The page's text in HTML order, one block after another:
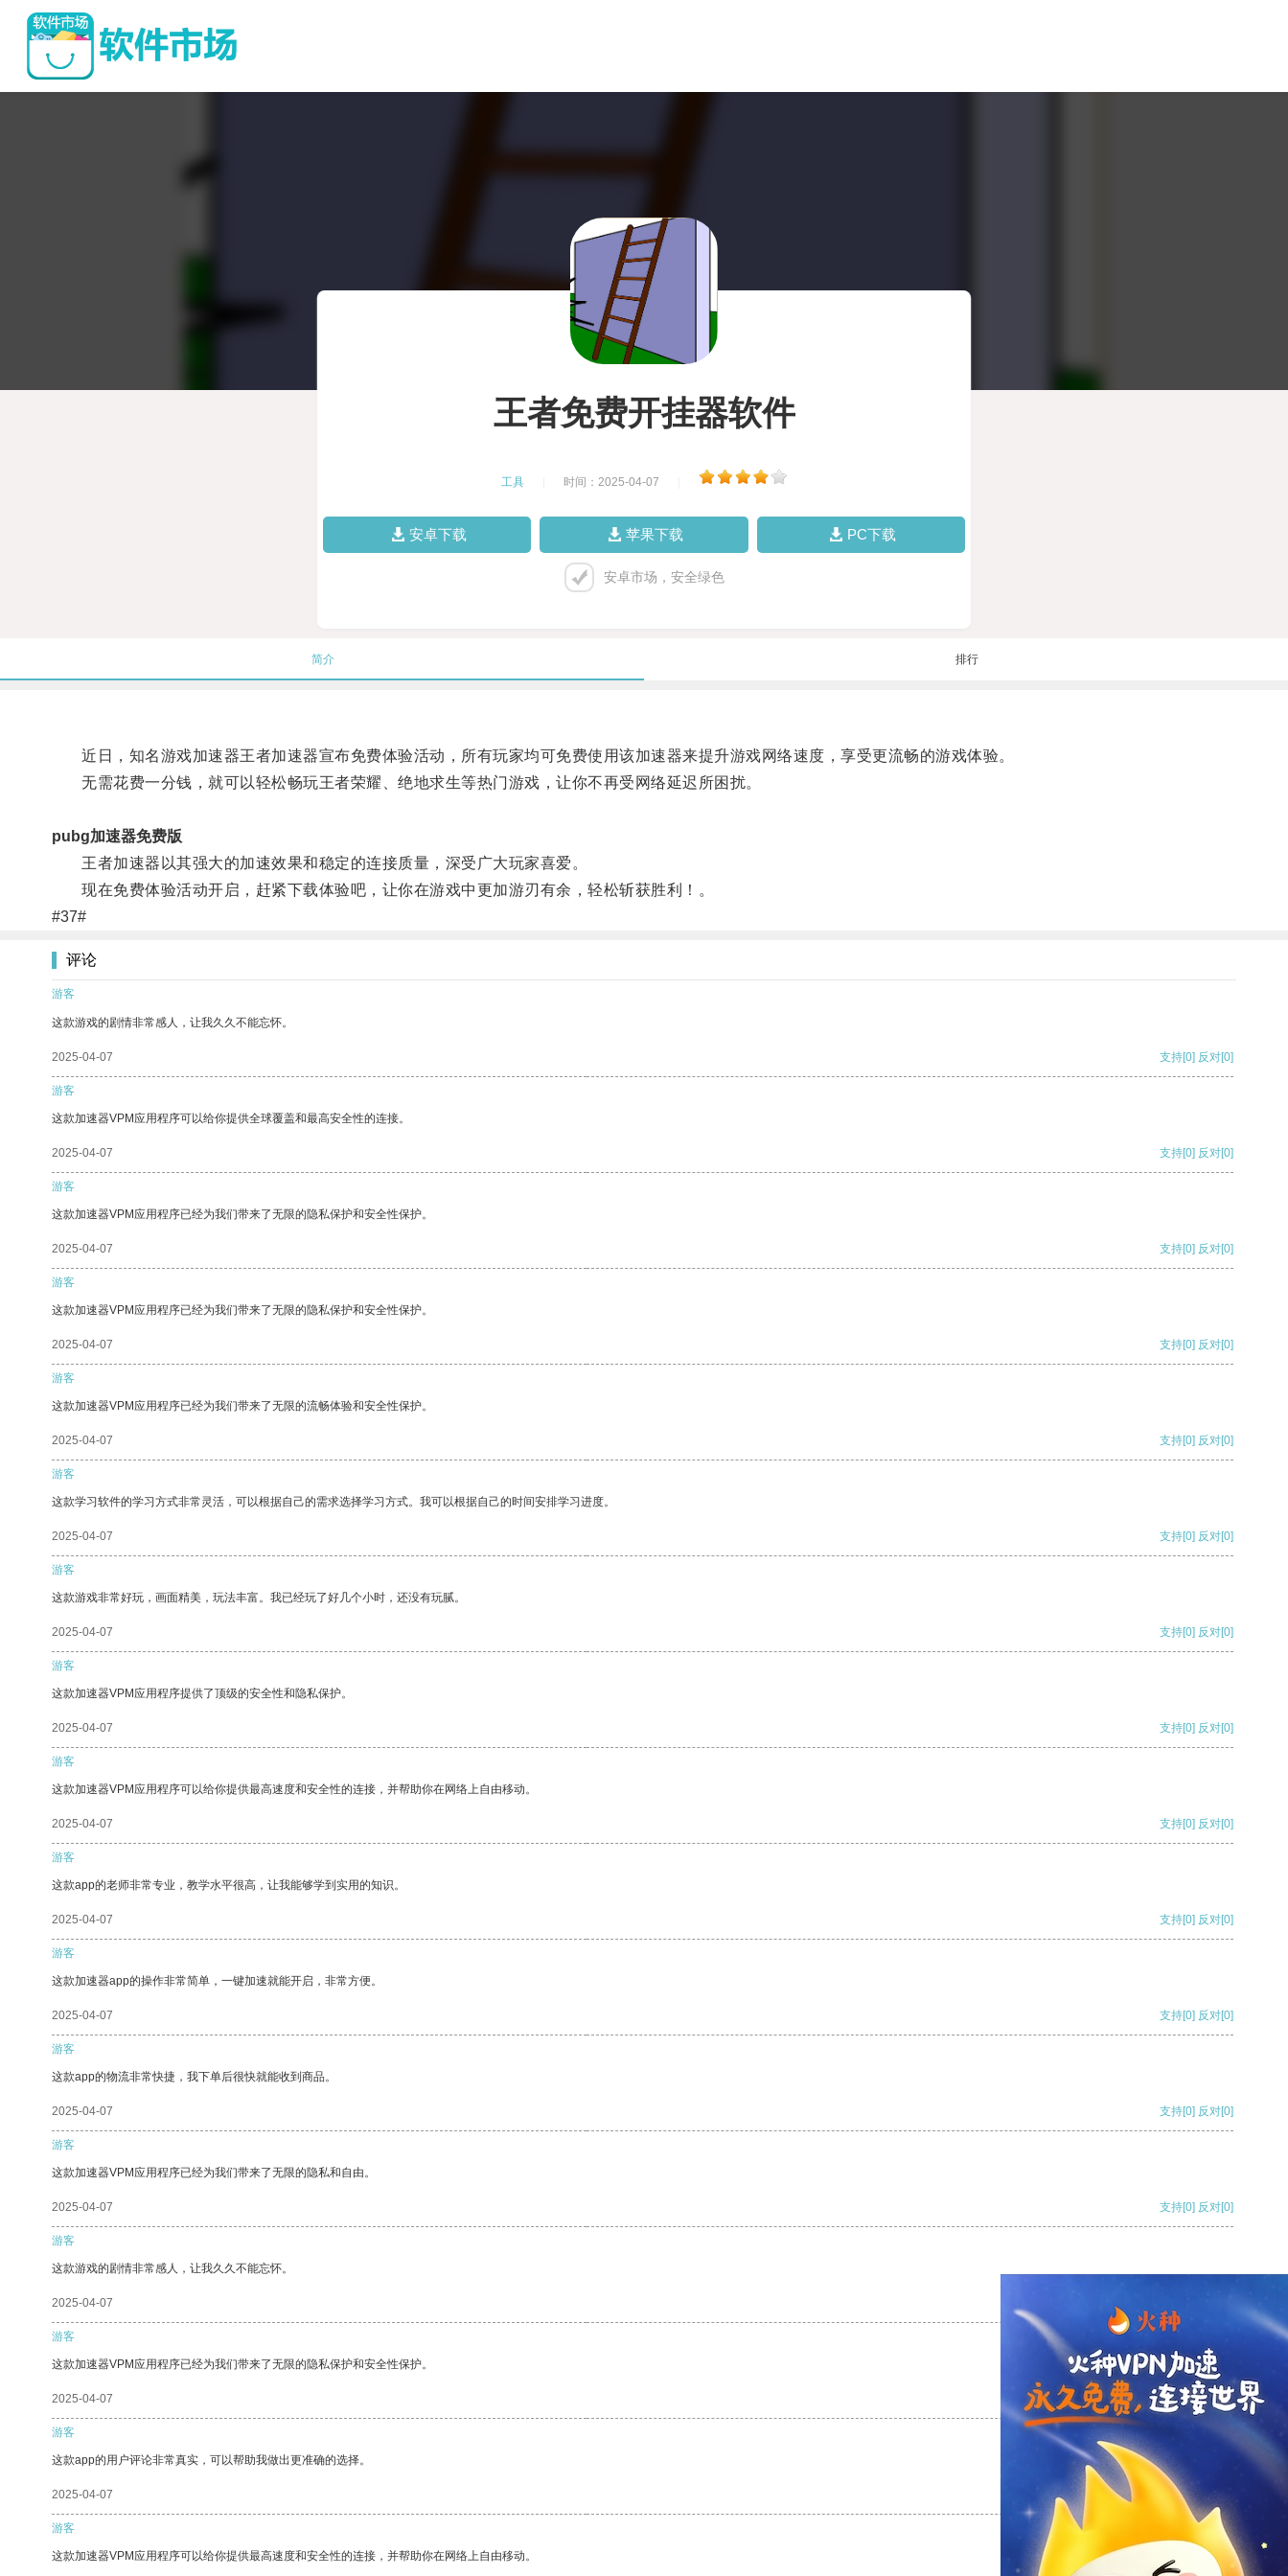
王者免费开挂器软件
工具 时间：2025-04-07
安卓下载 苹果下载 PC下载
安卓市场，安全绿色
简介 排行
近日，知名游戏加速器王者加速器宣布免费体验活动，所有玩家均可免费使用该加速器来提升游戏网络速度，享受更流畅的游戏体验。
无需花费一分钱，就可以轻松畅玩王者荣耀、绝地求生等热门游戏，让你不再受网络延迟所困扰。
pubg加速器免费版
王者加速器以其强大的加速效果和稳定的连接质量，深受广大玩家喜爱。
现在免费体验活动开启，赶紧下载体验吧，让你在游戏中更加游刃有余，轻松斩获胜利！。
#37#
评论
游客
这款游戏的剧情非常感人，让我久久不能忘怀。
2025-04-07 支持[0] 反对[0]
游客
这款加速器VPM应用程序可以给你提供全球覆盖和最高安全性的连接。
2025-04-07 支持[0] 反对[0]
游客
这款加速器VPM应用程序已经为我们带来了无限的隐私保护和安全性保护。
2025-04-07 支持[0] 反对[0]
游客
这款加速器VPM应用程序已经为我们带来了无限的隐私保护和安全性保护。
2025-04-07 支持[0] 反对[0]
游客
这款加速器VPM应用程序已经为我们带来了无限的流畅体验和安全性保护。
2025-04-07 支持[0] 反对[0]
游客
这款学习软件的学习方式非常灵活，可以根据自己的需求选择学习方式。我可以根据自己的时间安排学习进度。
2025-04-07 支持[0] 反对[0]
游客
这款游戏非常好玩，画面精美，玩法丰富。我已经玩了好几个小时，还没有玩腻。
2025-04-07 支持[0] 反对[0]
游客
这款加速器VPM应用程序提供了顶级的安全性和隐私保护。
2025-04-07 支持[0] 反对[0]
游客
这款加速器VPM应用程序可以给你提供最高速度和安全性的连接，并帮助你在网络上自由移动。
2025-04-07 支持[0] 反对[0]
游客
这款app的老师非常专业，教学水平很高，让我能够学到实用的知识。
2025-04-07 支持[0] 反对[0]
游客
这款加速器app的操作非常简单，一键加速就能开启，非常方便。
2025-04-07 支持[0] 反对[0]
游客
这款app的物流非常快捷，我下单后很快就能收到商品。
2025-04-07 支持[0] 反对[0]
游客
这款加速器VPM应用程序已经为我们带来了无限的隐私和自由。
2025-04-07 支持[0] 反对[0]
游客
这款游戏的剧情非常感人，让我久久不能忘怀。
2025-04-07
游客
这款加速器VPM应用程序已经为我们带来了无限的隐私保护和安全性保护。
2025-04-07 支持[0] 反对[0]
游客
这款app的用户评论非常真实，可以帮助我做出更准确的选择。
2025-04-07 支持[0] 反对
游客
这款加速器VPM应用程序可以给你提供最高速度和安全性的连接，并帮助你在网络上自由移动。